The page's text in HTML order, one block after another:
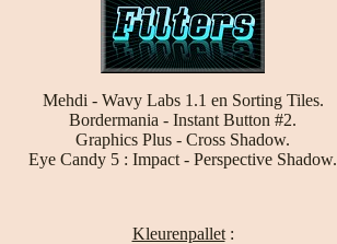
Mehdi - Wavy Labs 1.1 en Sorting Tiles.
Bordermania - Instant Button #2.
Graphics Plus - Cross Shadow.
Eye Candy 5 : Impact - Perspective Shadow.
Kleurenpallet: